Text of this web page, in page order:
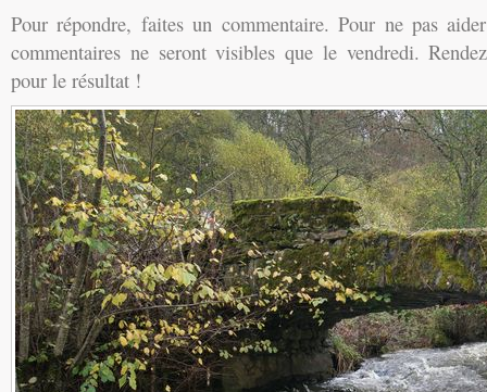
Pour répondre, faites un commentaire. Pour ne pas
commentaires ne seront visibles que le vendredi.
pour le résultat !